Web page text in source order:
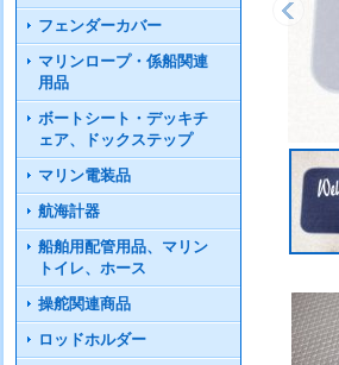
フェンダーカバー
マリンロープ・係船関連
用品
ボートシート・デッキチ
ェア、ドックステップ
マリン電装品
航海計器
船舶用配管用品、マリン
トイレ、ホース
操舵関連商品
ロッドホルダー